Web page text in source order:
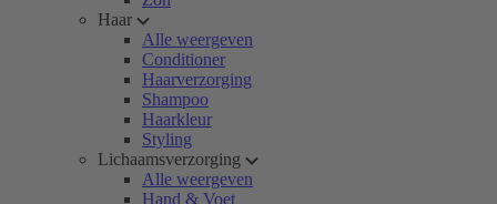
Haar
Alle weergeven
Conditioner
Haarverzorging
Shampoo
Haarkleur
Styling
Lichaamsverzorging
Alle weergeven
Hand & Voet